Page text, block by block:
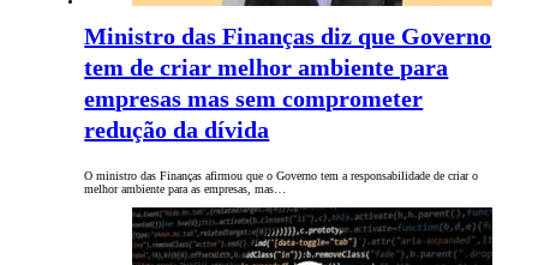
Ministro das Finanças diz que Governo
tem de criar melhor ambiente para
empresas mas sem comprometer
redução da dívida
O ministro das Finanças afirmou que o Governo tem a responsabilidade de criar o
melhor ambiente para as empresas, mas…